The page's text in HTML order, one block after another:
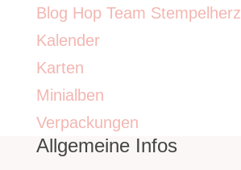
Blog Hop Team Stempelherz
Kalender
Karten
Minialben
Verpackungen
Allgemeine Infos